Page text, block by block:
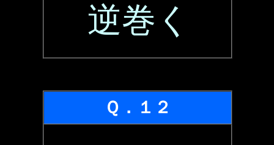
逆巻く
Ｑ．１２